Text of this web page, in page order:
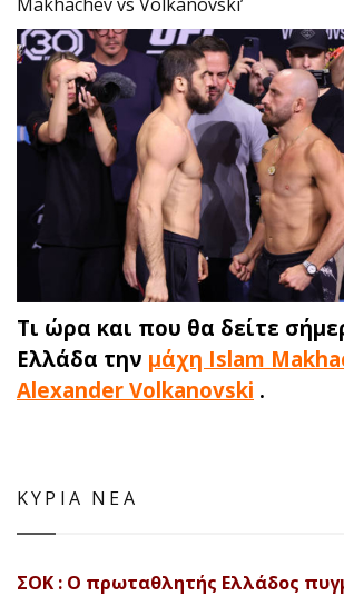
Τι ώρα και που θα δείτε
Ελλάδα την μάχη Islam
Alexander Volkanovski .
ΚΥΡΙΑ ΝΕΑ
ΣΟΚ : Ο πρωταθλητής Ελλάδος